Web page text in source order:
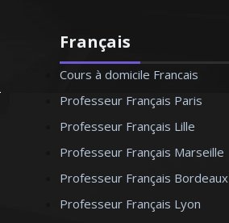
Français
Cours à domicile Francais
Professeur Français Paris
Professeur Français Lille
Professeur Français Marseille
Professeur Français Bordeaux
Professeur Français Lyon